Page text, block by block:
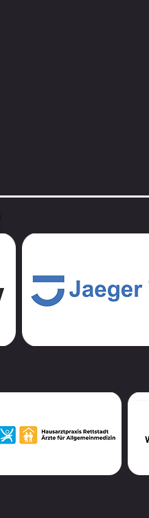
Dankbar nehmen wir